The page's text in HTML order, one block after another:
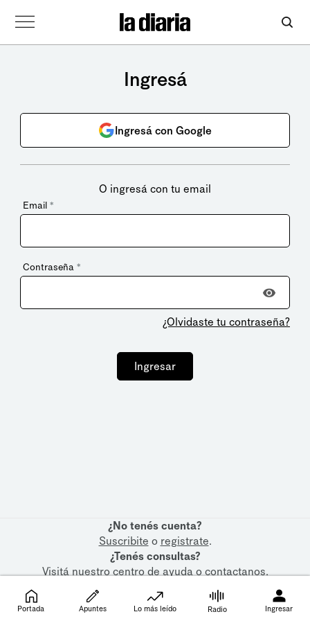
Ingresá
Ingresá con Google
O ingresá con tu email
Email *
Contraseña *
¿Olvidaste tu contraseña?
Ingresar
¿No tenés cuenta?
Suscribite o registrate.
¿Tenés consultas?
Visitá nuestrocentro de ayudaocontactanos.
Portada Apuntes Lo más leído Radio Ingresar